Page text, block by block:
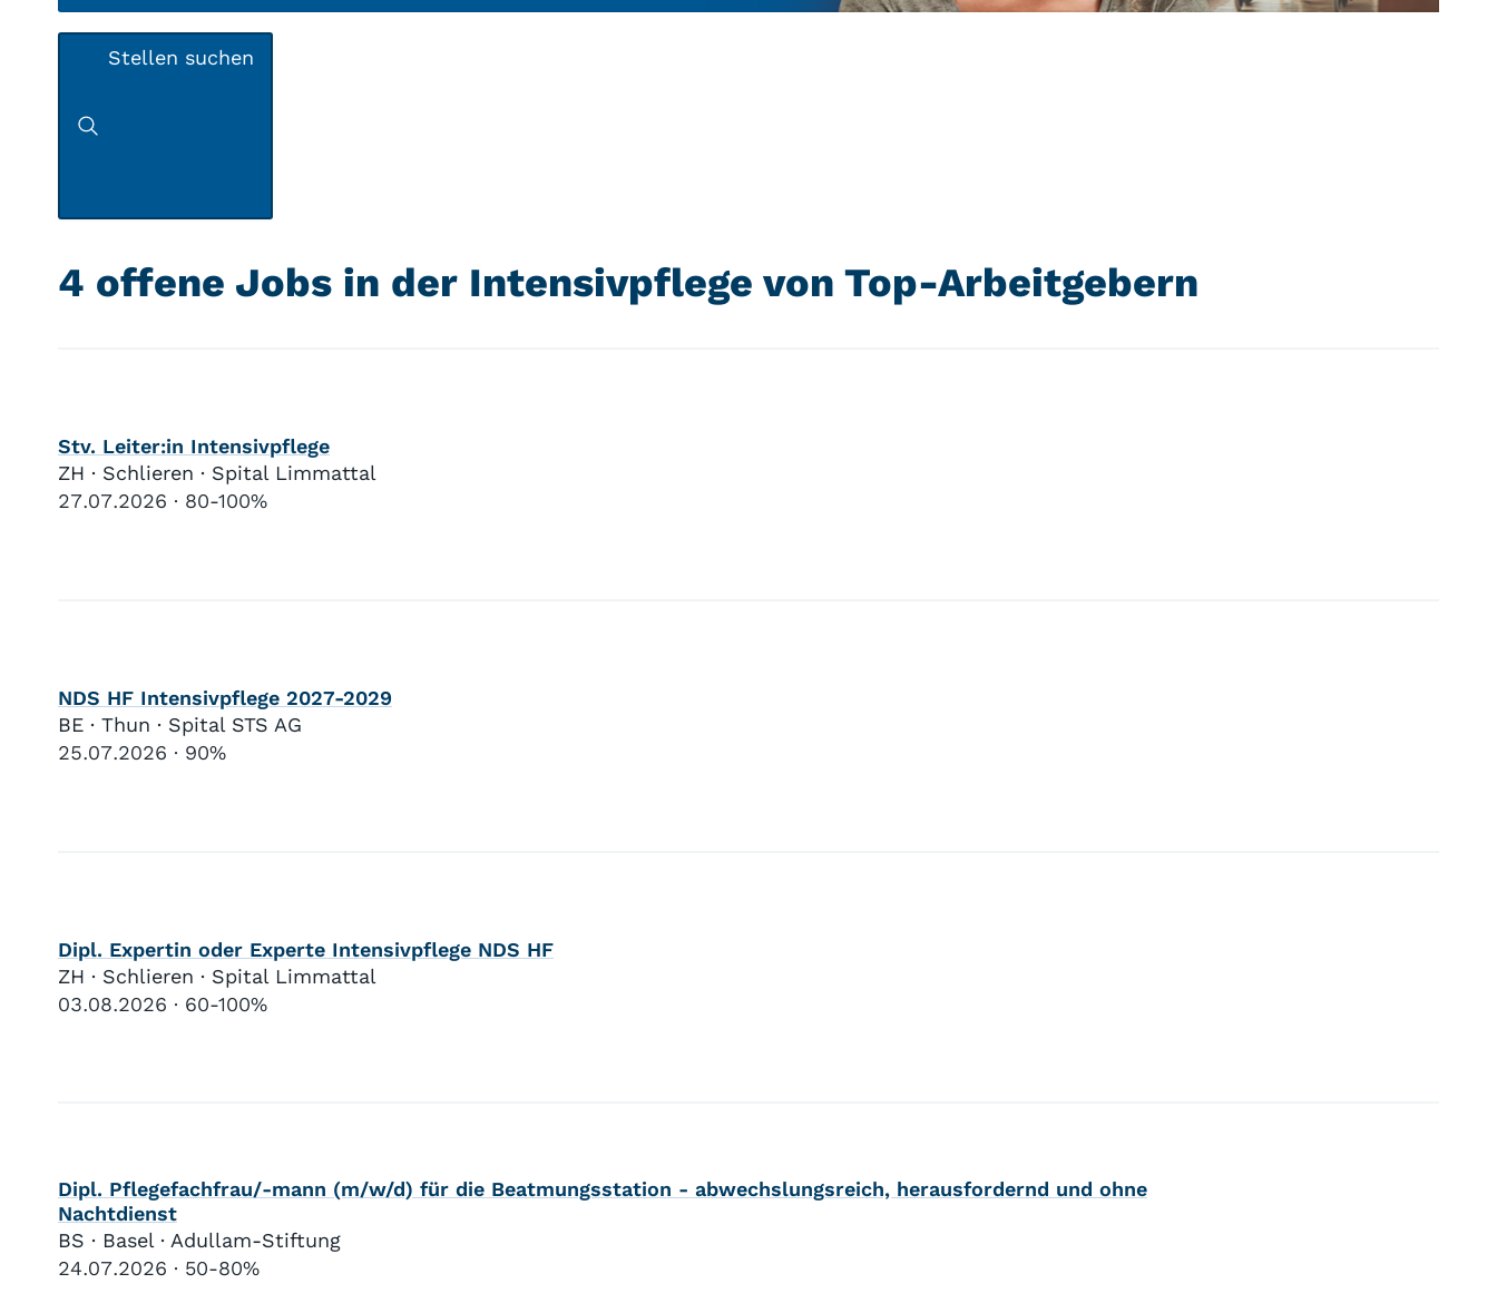
Stellen suchen
4 offene Jobs in der Intensivpflege von Top-Arbeitgebern
Stv. Leiter:in Intensivpflege
ZH · Schlieren · Spital Limmattal
27.07.2026
80-100%
NDS HF Intensivpflege 2027-2029
BE · Thun · Spital STS AG
25.07.2026
90%
Dipl. Expertin oder Experte Intensivpflege NDS HF
ZH · Schlieren · Spital Limmattal
03.08.2026
60-100%
Dipl. Pflegefachfrau/-mann (m/w/d) für die Beatmungsstation - abwechslungsreich, herausfordernd und ohne
Nachtdienst
BS · Basel · Adullam-Stiftung
24.07.2026
50-80%